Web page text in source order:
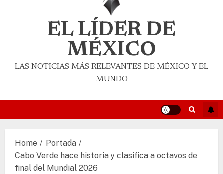
EL LÍDER DE
MÉXICO
LAS NOTICIAS MÁS RELEVANTES DE MÉXICO Y EL
MUNDO
Home
Portada
Cabo Verde hace historia y clasifica a octavos de
final del Mundial 2026